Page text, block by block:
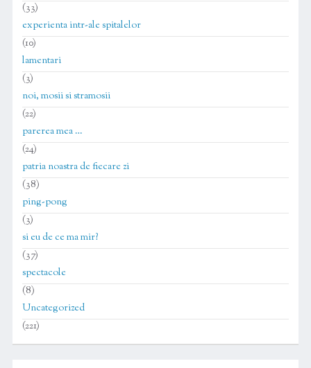
(33)
experienta intr-ale spitalelor
(10)
lamentari
(3)
noi, mosii si stramosii
(22)
parerea mea …
(24)
patria noastra de fiecare zi
(38)
ping-pong
(3)
si eu de ce ma mir?
(37)
spectacole
(8)
Uncategorized
(221)